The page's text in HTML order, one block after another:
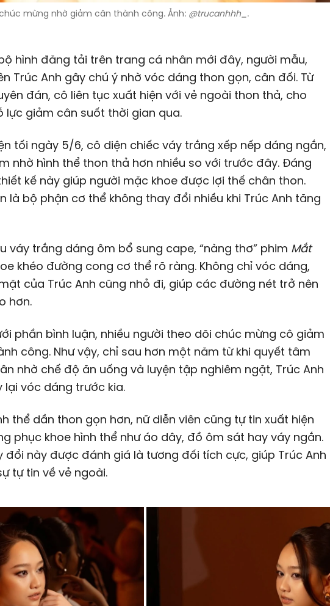
mừng nhờ giảm cân thành công. Ảnh: @trucanhhh_.
hình đăng tải trên trang cá nhân mới đây, người mẫu,
Trúc Anh gây chú ý nhờ vóc dáng thon gọn, cân đối. Từ
đán, cô liên tục xuất hiện với vẻ ngoài thon thả, cho
lực giảm cân suốt thời gian qua.
tối ngày 5/6, cô diện chiếc váy trắng xếp nếp dáng ngắn,
nhờ hình thể thon thả hơn nhiều so với trước đây. Đáng
kế này giúp người mặc khoe được lợi thế chân thon.
là bộ phận cơ thể không thay đổi nhiều khi Trúc Anh tăng
váy trắng dáng ôm bổ sung cape, “nàng thơ” phim Mắt
khéo đường cong cơ thể rõ ràng. Không chỉ vóc dáng,
của Trúc Anh cũng nhỏ đi, giúp các đường nét trở nên
hơn.
phần bình luận, nhiều người theo dõi chúc mừng cô giảm
công. Như vậy, chỉ sau hơn một năm từ khi quyết tâm
nhờ chế độ ăn uống và luyện tập nghiêm ngặt, Trúc Anh
lại vóc dáng trước kia.
thể dần thon gọn hơn, nữ diễn viên cũng tự tin xuất hiện
phục khoe hình thể như áo dây, đồ ôm sát hay váy ngắn.
đổi này được đánh giá là tương đối tích cực, giúp Trúc Anh
tự tin về vẻ ngoài.